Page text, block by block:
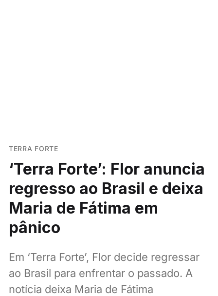
TERRA FORTE
‘Terra Forte’: Flor anuncia
regresso ao Brasil e deixa
Maria de Fátima em
pânico
Em ‘Terra Forte’, Flor decide regressar
ao Brasil para enfrentar o passado. A
notícia deixa Maria de Fátima